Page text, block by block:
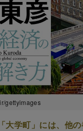
gettyimages
大学町」には、他